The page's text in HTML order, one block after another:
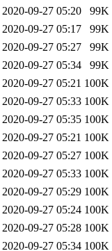
2020-09-27 05:20
99K
2020-09-27 05:17
99K
2020-09-27 05:27
99K
2020-09-27 05:34
99K
2020-09-27 05:21 100K
2020-09-27 05:33 100K
2020-09-27 05:35 100K
2020-09-27 05:21 100K
2020-09-27 05:27 100K
2020-09-27 05:33 100K
2020-09-27 05:29 100K
2020-09-27 05:24 100K
2020-09-27 05:28 100K
2020-09-27 05:34 100K